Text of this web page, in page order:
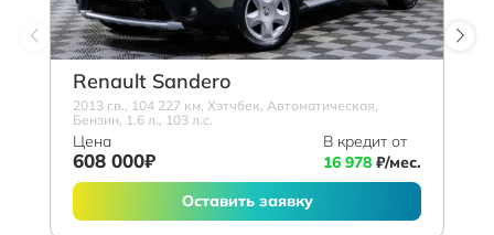
Renault Sandero
2013 г.в., 104 227 км, Хэтчбек, Автоматическая,
Бензин, 1.6 л., 103 л.с.
Цена
608 000₽
В кредит от
16 978 ₽/мес.
Оставить заявку